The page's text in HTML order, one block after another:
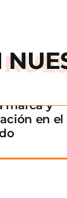
marca y
en el
Ban: De